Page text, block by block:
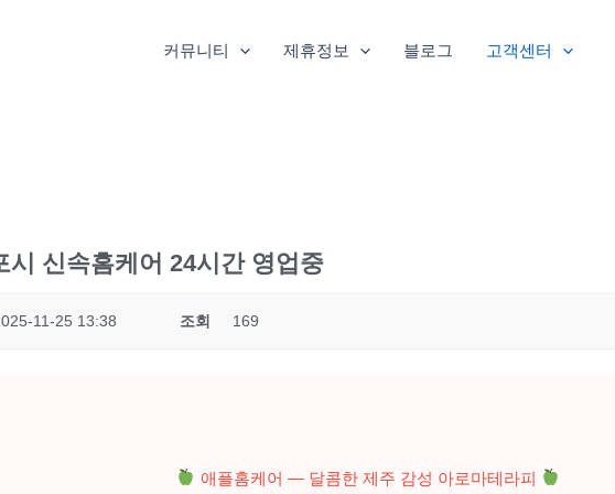
커뮤니티 제휴정보 블로그 고객센터
신속홈케어 24시간 영업중
11-25 13:38 조회 169
애플홈케어 — 달콤한 제주 감성 아로마테라피